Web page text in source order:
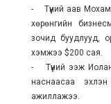
- Түүний аав
хөрөнгийн
зочид буудлууд,
хэмжээ $200 сая.
- Түүний ээж
наснаасаа
ажиллажээ.